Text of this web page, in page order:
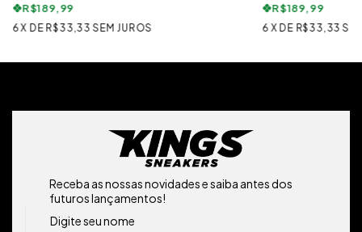
R$189,99
6X DE R$33,33 SEM JUROS
R$189,99
6 X DE R$33,33
Receba as nossas novidades e saiba antes dos
futuros lançamentos!